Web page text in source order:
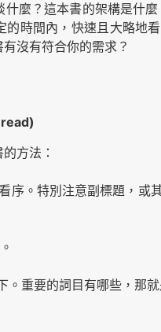
麼？這本書的架構是什
時間內，快速且大略地
沒有符合你的需求？
方法：
序。特別注意副標題，或
重要的詞目有哪些，那就